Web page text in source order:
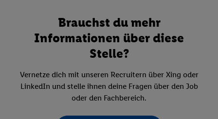
Brauchst du mehr
Informationen über diese
Stelle?
Vernetze dich mit unseren Recruitern über Xing oder
LinkedIn und stelle ihnen deine Fragen über den Job
oder den Fachbereich.